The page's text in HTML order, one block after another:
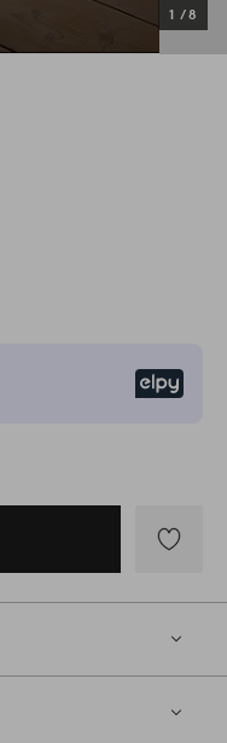
1 /8